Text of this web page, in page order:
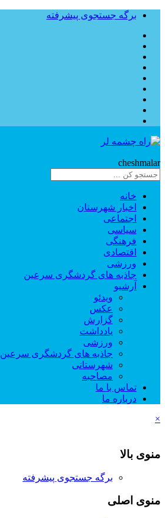
برگه جستجوی پیشرفته
cheshmalar
خانه
اخبار شهرستان
اجتماعی
سیاسی
فرهنگی
اقتصادی
ورزشی
جاذبه های گردشگری سرعین
آرشیو
ویدئو
عکس
گزارش
یادداشت
ورزشی
جاذبه های گردشگری سرعین
شهرستانی
مصاحبه
تماس با ما
درباره ما
×
منوی بالا
برگه جستجوی پیشرفته
منوی اصلی